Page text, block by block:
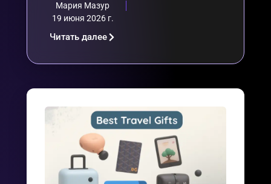
Мария Мазур
19 июня 2026 г.
Читать далее